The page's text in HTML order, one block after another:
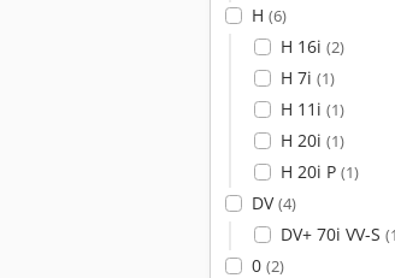
H (6)
H 16i (2)
H 7i (1)
H 11i (1)
H 20i (1)
H 20i P (1)
DV(4)
DV+ 70i VV-S
0 (2)